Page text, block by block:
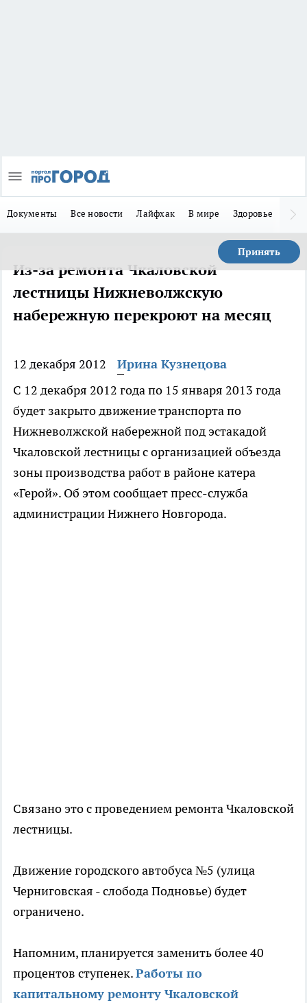
Документы Все новости Лайфхак В мире Здоровье
Принять
Из-за ремонта Чкаловской
лестницы Нижневолжскую
набережную перекроют на месяц
12 декабря 2012
Ирина Кузнецова
С 12 декабря 2012 года по 15 января 2013 года
будет закрыто движение транспорта по
Нижневолжской набережной под эстакадой
Чкаловской лестницы с организацией объезда
зоны производства работ в районе катера
«Герой». Об этом сообщает пресс-служба
администрации Нижнего Новгорода.
Связано это с проведением ремонта Чкаловской
лестницы.
Движение городского автобуса №5 (улица
Черниговская - слобода Подновье) будет
ограничено.
Напомним, планируется заменить более 40
процентов ступенек.Работы по
капитальному ремонту Чкаловской